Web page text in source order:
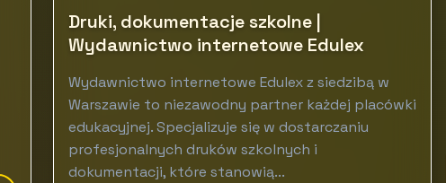
Druki, dokumentacje szkolne |
Wydawnictwo internetowe Edulex
Wydawnictwo internetowe Edulex z siedzibą w
Warszawie to niezawodny partner każdej placówki
edukacyjnej. Specjalizuje się w dostarczaniu
profesjonalnych druków szkolnych i
dokumentacji, które stanowią...